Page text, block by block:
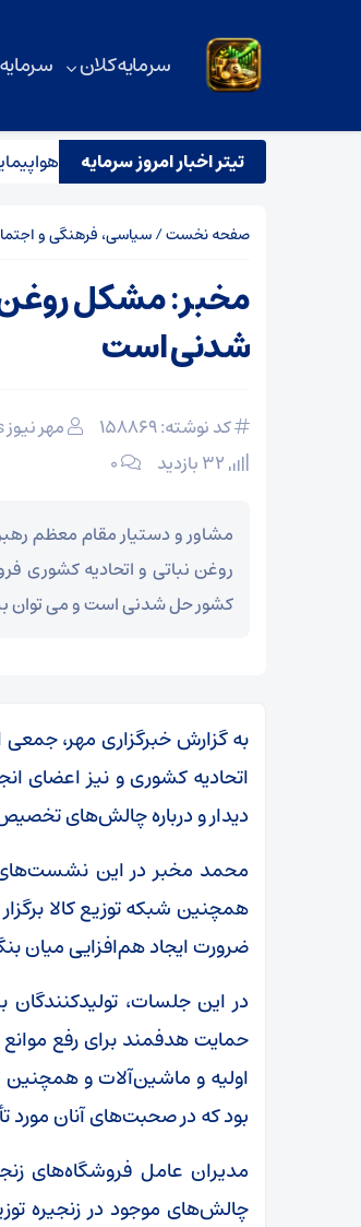
سرمایه کلان
تیتر اخبار امروز سرمایه
استقرار تیم مشترک نظارتی سازمان
صفحه نخست/سیاسی، فرهنگی و
مخبر: مشکل
شدنی است
کد نوشته: 158869 مهر نیوز mehrnews
۰
مشاور و دستیار مقام معظم
روغن نباتی و اتحادیه کشوری
کشور حل شدنی است و می توان
به گزارش خبرگزاری مهر،
اتحادیه کشوری و نیز اعضای
دیدار و درباره چالش‌های
محمد مخبر در این
همچنین شبکه توزیع کالا
ضرورت ایجاد هم‌افزایی میان
در این جلسات،
حمایت هدفمند برای رفع
اولیه و ماشین‌آلات و
بود که در صحبت‌های آنان مورد
مدیران عامل فروشگاه‌های
چالش‌های موجود در زنجیره